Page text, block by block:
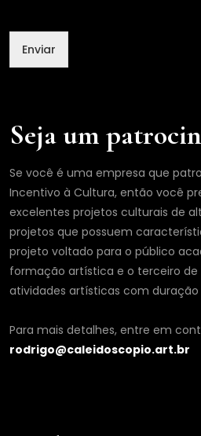
a
l
i
l
Enviar
Seja um
Se você é uma empresa que
Incentivo à Cultura, então você
excelentes projetos culturais de
projetos que possuem
projeto voltado para o público
formação artística e o terceiro
atividades artísticas com
Para mais detalhes, entre em
rodrigo@caleidoscopio.art.br